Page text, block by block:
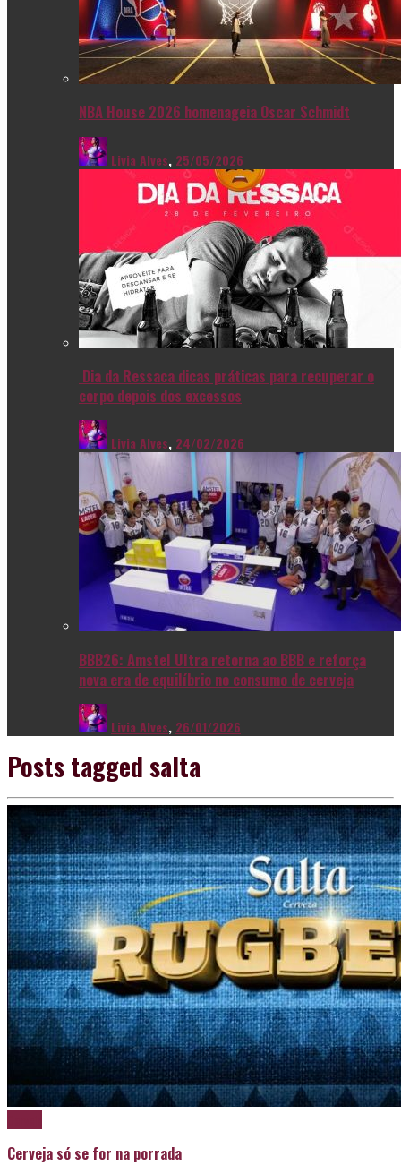
NBA House 2026 homenageia Oscar Schmidt
Livia Alves, 25/05/2026
Dia da Ressaca dicas práticas para recuperar o
corpo depois dos excessos
Livia Alves, 24/02/2026
BBB26: Amstel Ultra retorna ao BBB e reforça
nova era de equilíbrio no consumo de cerveja
Livia Alves, 26/01/2026
Posts taggedsalta
Cerveja só se for na porrada